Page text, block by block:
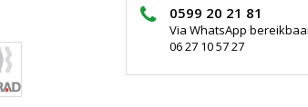
0599 20 21 81
Via WhatsApp
06 27 10 57 27